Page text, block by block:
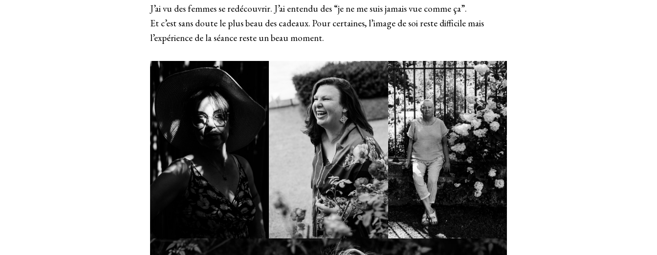
J’ai vu des femmes se redécouvrir. J’ai entendu des “je ne me suis jamais vue comme ça”.
Et c’est sans doute le plus beau des cadeaux. Pour certaines, l’image de soi reste difficile mais
l’expérience de la séance reste un beau moment.